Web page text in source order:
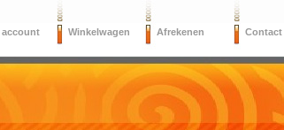
account Winkelwagen Afrekenen Contact